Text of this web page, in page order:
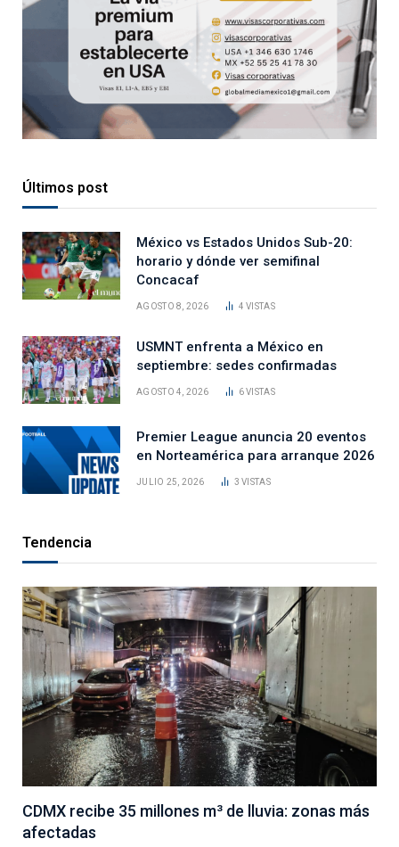
Últimos post
México vs Estados Unidos Sub-20:
horario y dónde ver semifinal
Concacaf
AGOSTO 8, 2026 4VISTAS
USMNT enfrenta a México en
septiembre: sedes confirmadas
AGOSTO 4, 2026 6VISTAS
Premier League anuncia 20 eventos
en Norteamérica para arranque 2026
JULIO 25, 2026 3VISTAS
Tendencia
CDMX recibe 35 millones m³ de lluvia: zonas más
afectadas